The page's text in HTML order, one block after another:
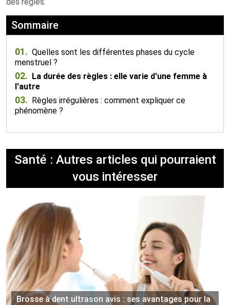
Sommaire
01. Quelles sont les différentes phases du cycle
menstruel ?
02. La durée des règles : elle varie d'une femme à
l'autre
03. Règles irrégulières : comment expliquer ce
phénomène ?
Santé : Autres articles qui pourraient
vous intéresser
Brosse à dent ultrason avis : ses avantages pour la